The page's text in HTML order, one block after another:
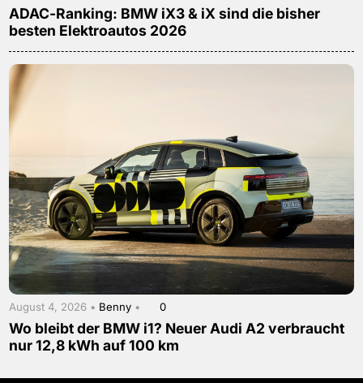
ADAC-Ranking: BMW iX3 & iX sind die bisher
besten Elektroautos 2026
August 4, 2026 • Benny • 0
Wo bleibt der BMW i1? Neuer Audi A2 verbraucht
nur 12,8 kWh auf 100 km